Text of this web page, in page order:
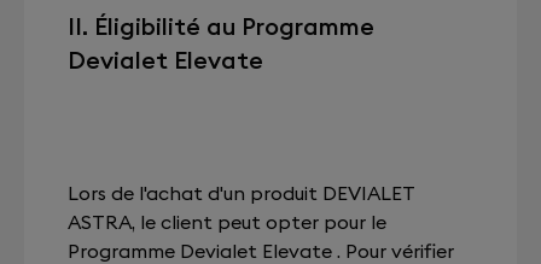
II. Éligibilité au Programme
Devialet Elevate
Lors de l'achat d'un produit DEVIALET
ASTRA, le client peut opter pour le
Programme Devialet Elevate . Pour vérifier